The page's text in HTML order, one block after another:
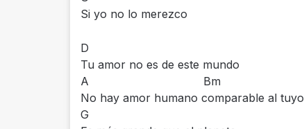
Si yo no lo merezco
D
Tu amor no es de este mundo
A Bm
No hay amor humano comparable al tuyo
G